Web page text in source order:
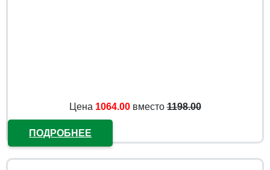
Цена 1064.00вместо1198.00
ПОДРОБНЕЕ